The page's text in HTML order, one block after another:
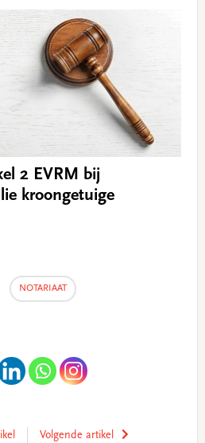
2 EVRM bij
kroongetuige
NOTARIAAT
Volgende artikel